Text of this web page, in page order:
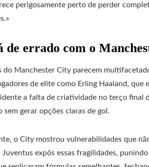
perigosamente perto de perder
de errado com o
do Manchester City parecem
de elite como Erling Haaland,
a falta de criatividade no terço final
sem gerar opções claras de gol.
o City mostrou vulnerabilidades que
expôs essas fragilidades,